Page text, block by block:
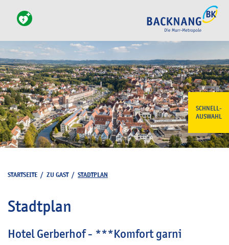
SCHNELL-
AUSWAHL
STARTSEITE / ZU GAST/ STADTPLAN
Stadtplan
Hotel Gerberhof - ***Komfort garni